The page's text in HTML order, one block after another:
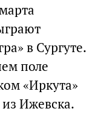
в Сургуте.
поле
«Иркута»
Ижевска.